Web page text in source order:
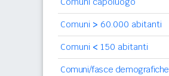
Comuni > 60.000 abitanti
Comuni < 150 abitanti
Comuni/fasce demografiche